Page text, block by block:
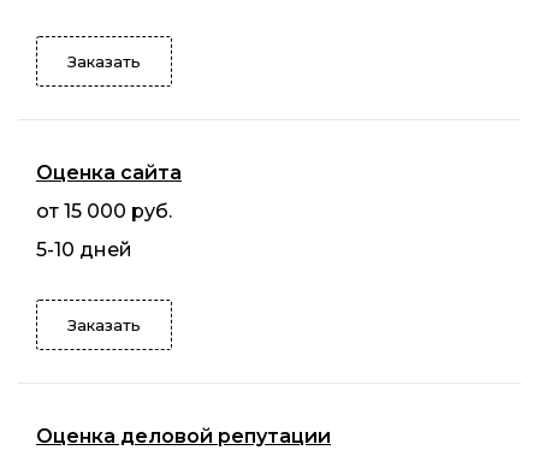
Заказать
Оценка сайта
от 15 000 руб.
5-10 дней
Заказать
Оценка деловой репутации